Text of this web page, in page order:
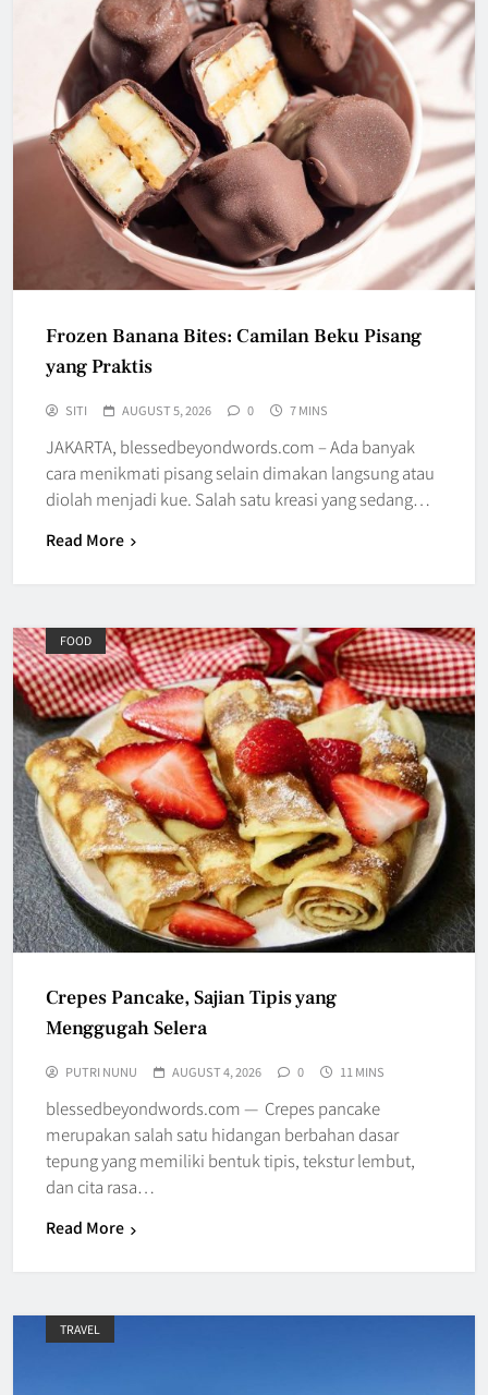
Frozen Banana Bites: Camilan Beku Pisang
yang Praktis
SITI AUGUST 5, 2026 0 7 MINS
JAKARTA, blessedbeyondwords.com – Ada banyak
cara menikmati pisang selain dimakan langsung atau
diolah menjadi kue. Salah satu kreasi yang sedang…
Read More
FOOD
Crepes Pancake, Sajian Tipis yang
Menggugah Selera
PUTRI NUNU AUGUST 4, 2026 0 11 MINS
blessedbeyondwords.com — Crepes pancake
merupakan salah satu hidangan berbahan dasar
tepung yang memiliki bentuk tipis, tekstur lembut,
dan cita rasa…
Read More
TRAVEL